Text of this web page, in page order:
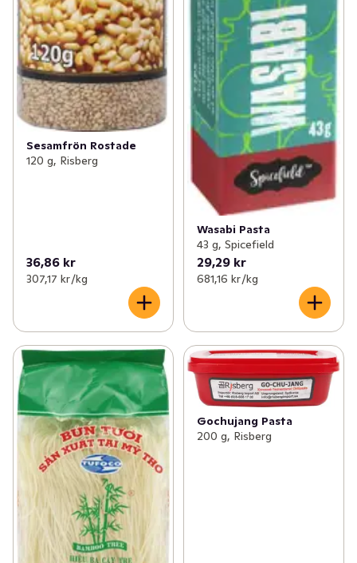
Sesamfrön Rostade
120 g, Risberg
36,86 kr
307,17 kr /kg
Wasabi Pasta
43 g, Spicefield
29,29 kr
681,16 kr /kg
Gochujang Pasta
200 g, Risberg